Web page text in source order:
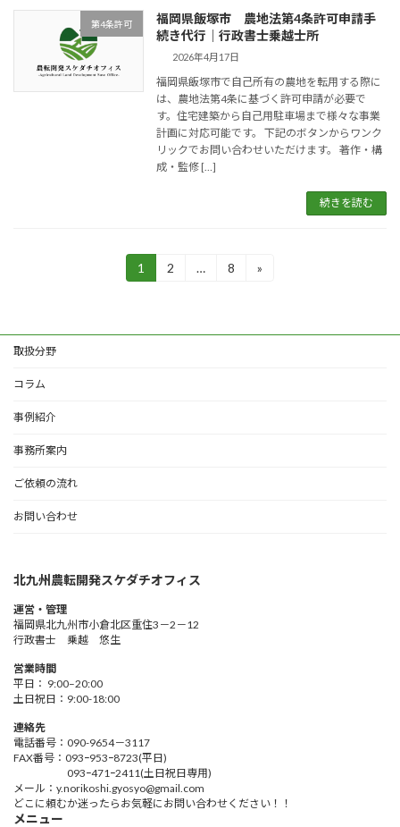
第4条許可
福岡県飯塚市 農地法第4条許可申請手
続き代行｜行政書士乗越士所
2026年4月17日
福岡県飯塚市で自己所有の農地を転用する際に
は、農地法第4条に基づく許可申請が必要で
す。住宅建築から自己用駐車場まで様々な事業
計画に対応可能です。 下記のボタンからワンク
リックでお問い合わせいただけます。 著作・構
成・監修 […]
続きを読む
の
ペ
ー
ジ
送
り
固
定
ジ
1
固
ジ
2 …
固
ジ
8 »
取扱分野
コラム
事例紹介
事務所案内
ご依頼の流れ
お問い合わせ
北九州農転開発スケダチオフィス
運営・管理
福岡県北九州市小倉北区重住3－2－12
行政書士 乗越 悠生
営業時間
平日： 9:00–20:00
土日祝日：9:00-18:00
連絡先
電話番号：090-9654－3117
FAX番号：093ｰ953ｰ8723(平日)
093ｰ471ｰ2411(土日祝日専用)
メール：y.norikoshi.gyosyo@gmail.com
どこに頼むか迷ったらお気軽にお問い合わせください！！
メニュー